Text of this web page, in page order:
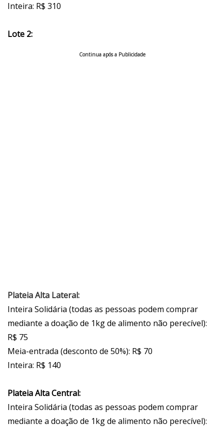
Inteira: R$ 310
Lote 2:
Continua após a Publicidade
Plateia Alta Lateral:
Inteira Solidária (todas as pessoas podem comprar
mediante a doação de 1kg de alimento não perecível):
R$ 75
Meia-entrada (desconto de 50%): R$ 70
Inteira: R$ 140
Plateia Alta Central:
Inteira Solidária (todas as pessoas podem comprar
mediante a doação de 1kg de alimento não perecível):